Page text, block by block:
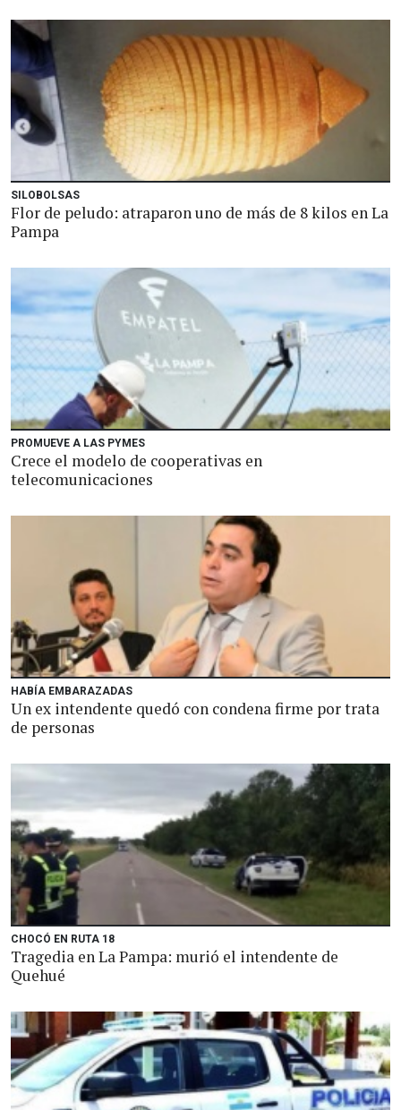
SILOBOLSAS
Flor de peludo: atraparon uno de más de 8 kilos en La
Pampa
PROMUEVE A LAS PYMES
Crece el modelo de cooperativas en
telecomunicaciones
HABÍA EMBARAZADAS
Un ex intendente quedó con condena firme por trata
de personas
CHOCÓ EN RUTA 18
Tragedia en La Pampa: murió el intendente de
Quehué